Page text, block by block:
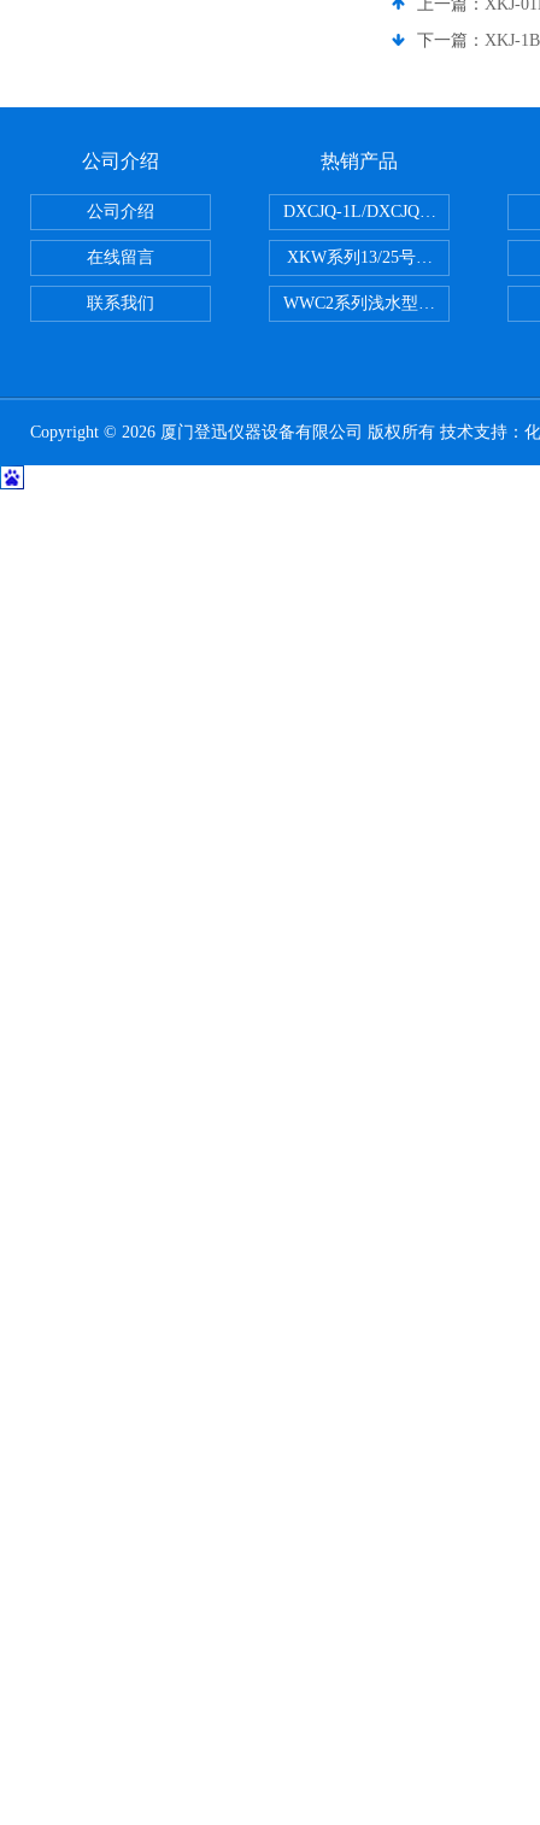
上一篇： XKJ-
下一篇： XKJ-
公司介绍
公司介绍
在线留言
联系我们
热销产品
DXCJQ-1L/DXCJQ-2L单联浮游
XKW系列13/25号浮游生物网
WWC2系列浅水型浮游生物网 浅
Copyright © 2026 厦门登迅仪器设备有限公司 版权所有 技术支持：